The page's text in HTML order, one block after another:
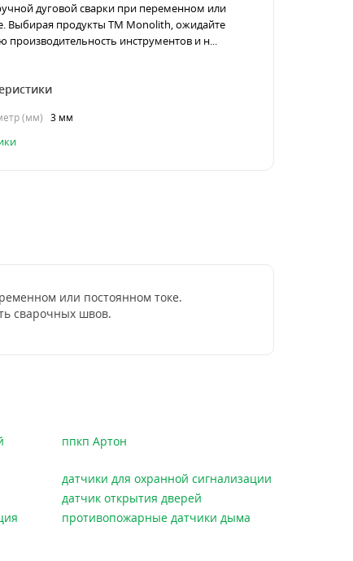
дуговой сварки при переменном или
Выбирая продукты TM Monolith, ожидайте
производительность инструментов и н...
(мм) 3 мм
или постоянном токе.
сварочных швов.
ппкп Артон
датчики для охранной сигнализации
датчик открытия дверей
противопожарные датчики дыма